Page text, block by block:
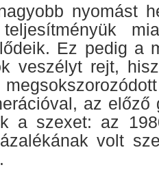
nyomást
Ez pedig a
veszélyt rejt,
az előző
a szexet: az
volt